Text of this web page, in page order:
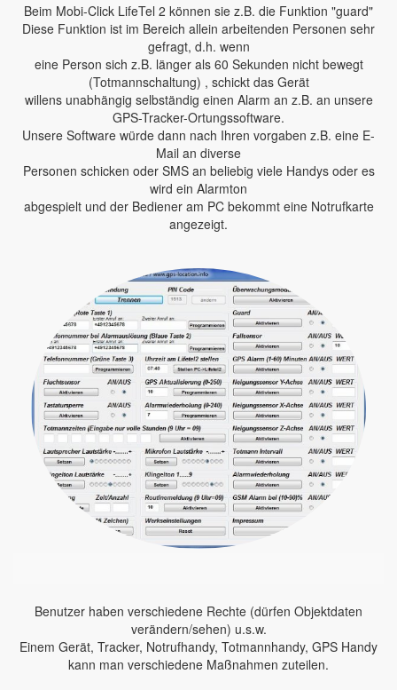
Beim Mobi-Click LifeTel 2 können sie z.B. die Funktion "guard"
Diese Funktion ist im Bereich allein arbeitenden Personen sehr
gefragt, d.h. wenn
eine Person sich z.B. länger als 60 Sekunden nicht bewegt
(Totmannschaltung) , schickt das Gerät
willens unabhängig selbständig einen Alarm an z.B. an unsere
GPS-Tracker-Ortungssoftware.
Unsere Software würde dann nach Ihren vorgaben z.B. eine E-
Mail an diverse
Personen schicken oder SMS an beliebig viele Handys oder es
wird ein Alarmton
abgespielt und der Bediener am PC bekommt eine Notrufkarte
angezeigt.
Benutzer haben verschiedene Rechte (dürfen Objektdaten
verändern/sehen) u.s.w.
Einem Gerät, Tracker, Notrufhandy, Totmannhandy, GPS Handy
kann man verschiedene Maßnahmen zuteilen.